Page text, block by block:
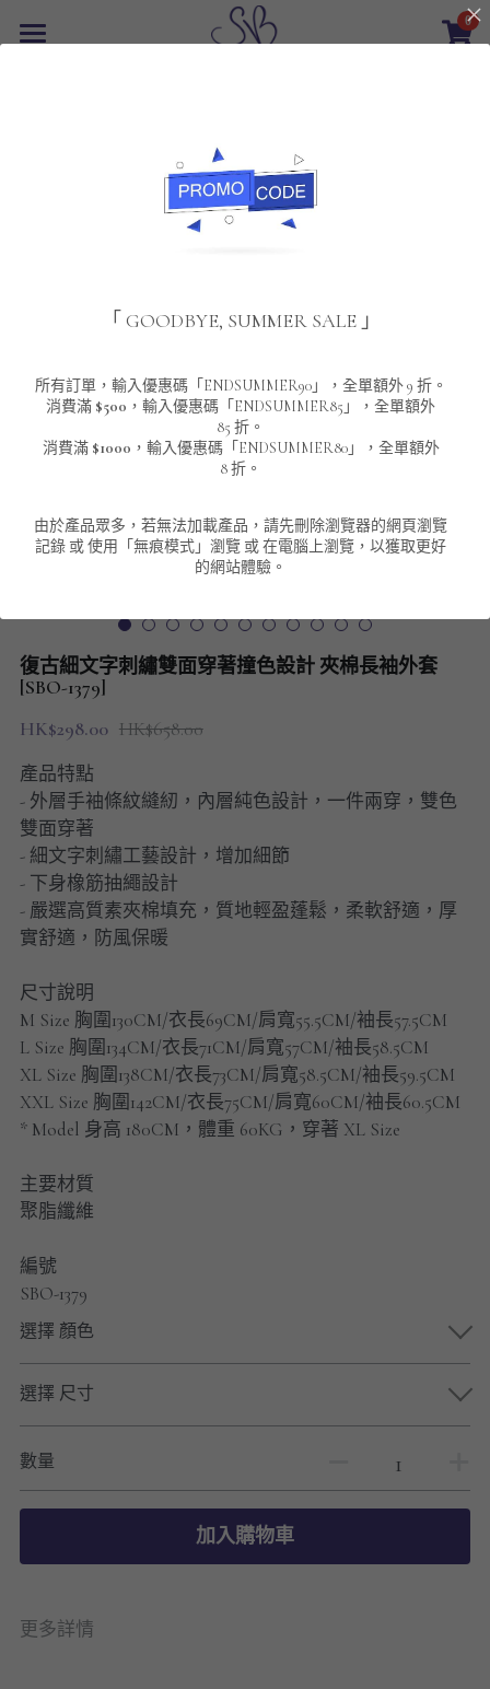
0
重磅純色長袖 T-SHIRT 系列
重磅純色短袖 T-SHIRT 系列
重磅純色 衛衣 系列
男裝恤衫
長袖恤衫
男裝 T-Shirt
長袖 T-SHIRT
短袖 POLO T-Shirt
針織外套
棒球外套
夾棉外套
男裝衛衣
連帽衛衣
長褲
九分褲
短褲
頸鏈及鏈墜
包袋
About Us
搜索
復古細文字刺繡雙面穿著撞色設計 夾棉長袖外套
[SBO-1379]
HK$298.00 HK$658.00
產品特點
- 外層手袖條紋縫紉，內層純色設計，一件兩穿，雙色
雙面穿著
- 細文字刺繡工藝設計，增加細節
- 下身橡筋抽繩設計
- 嚴選高質素夾棉填充，質地輕盈蓬鬆，柔軟舒適，厚
實舒適，防風保暖
尺寸說明
M Size 胸圍130CM/衣長69CM/肩寬55.5CM/袖長57.5CM
L Size 胸圍134CM/衣長71CM/肩寬57CM/袖長58.5CM
XL Size 胸圍138CM/衣長73CM/肩寬58.5CM/袖長59.5CM
XXL Size 胸圍142CM/衣長75CM/肩寬60CM/袖長60.5CM
* Model 身高 180CM，體重 60KG，穿著 XL Size
主要材質
聚脂纖維
編號
SBO-1379
選擇 顏色
選擇 尺寸
數量
加入購物車
更多詳情
×
商品分類
重磅純色 短袖T-Shirt 系列
圓領衛衣
連帽衛衣
針織外套
男裝毛衣
配飾
頸鏈
男裝長袖T-SHIRT
HOT ITEMS
NEW ARRIVALS
男裝長褲
男士短褲
男裝九分褲
男裝外套
重磅純色 長袖T-Shirt 系列
男士長袖恤衫
限時促銷
「 GOODBYE, SUMMER SALE 」
所有訂單，輸入優惠碼「ENDSUMMER90」，全單額外 9 折。
消費滿 $500 ，輸入優惠碼「ENDSUMMER85」，全單額外
85 折。
消費滿 $1000 ，輸入優惠碼「ENDSUMMER80」，全單額外
8 折。
由於產品眾多，若無法加載產品，請先刪除瀏覽器的網頁瀏覽
記錄 或 使用「無痕模式」瀏覽 或 在電腦上瀏覽，以獲取更好
的網站體驗。